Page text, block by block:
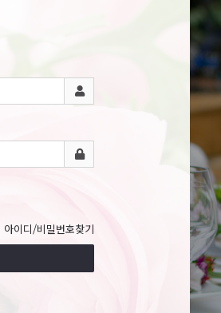
아이디/비밀번호찾기